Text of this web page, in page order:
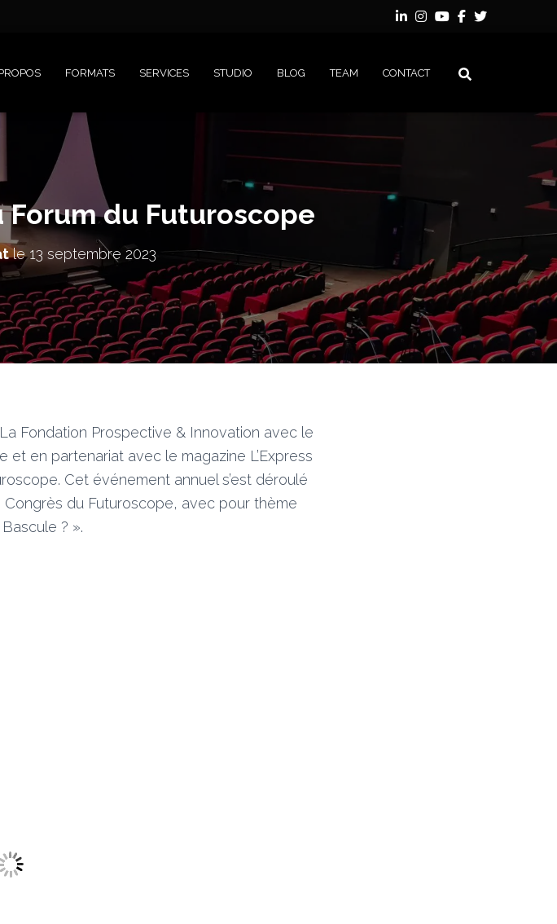
FORMATS SERVICES STUDIO BLOG TEAM CONTACT
du Futuroscope
le13 septembre 2023
Fondation Prospective & Innovation avec le
en partenariat avec le magazine L’Express
Cet événement annuel s’est déroulé
Congrès du Futuroscope, avec pour thème
? ».